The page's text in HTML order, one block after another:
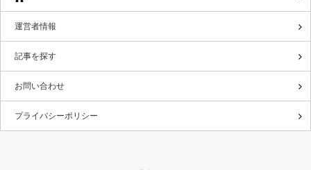
運営者情報
記事を探す
お問い合わせ
プライバシーポリシー